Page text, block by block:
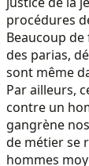
procédures
Beaucoup
des parias,
sont même
Par ailleurs,
contre un
gangrène
de métier se
hommes